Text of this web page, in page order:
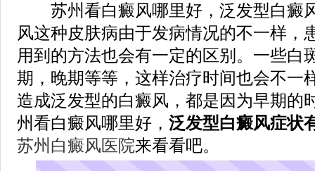
苏州看白癜风哪里好，泛发型白癜
风这种皮肤病由于发病情况的不一样，
用到的方法也会有一定的区别。一些白
期，晚期等等，这样治疗时间也会不一
造成泛发型的白癜风，都是因为早期的
州看白癜风哪里好， 泛发型白癜风症状
苏州白癜风医院来看看吧。